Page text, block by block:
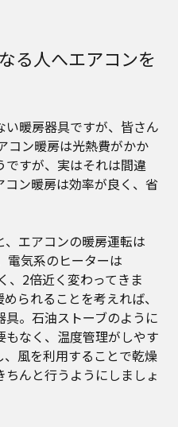
る人へエアコンを
暖房器具ですが、皆さん
コン暖房は光熱費がかか
ですが、実はそれは間違
ン暖房は効率が良く、省
、エアコンの暖房運転は
電気系のヒーターは
、2倍近く変わってきま
られることを考えれば、
。石油ストーブのように
なく、温度管理がしやす
風を利用することで乾燥
んと行うようにしましょ